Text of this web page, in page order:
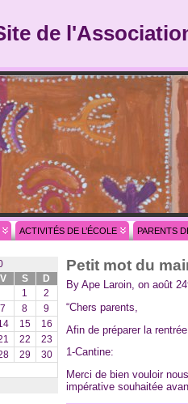
de
ACTIVITÉS DE L’ÉCOLE PARENTS
V S D
1
2
7 8
9
15
16
22
23
29
30
Petit mot du
By Ape Laroin, on août
“Chers parents,
Afin de préparer la
1-Cantine:
Merci de bien vouloir
impérative souhaitée